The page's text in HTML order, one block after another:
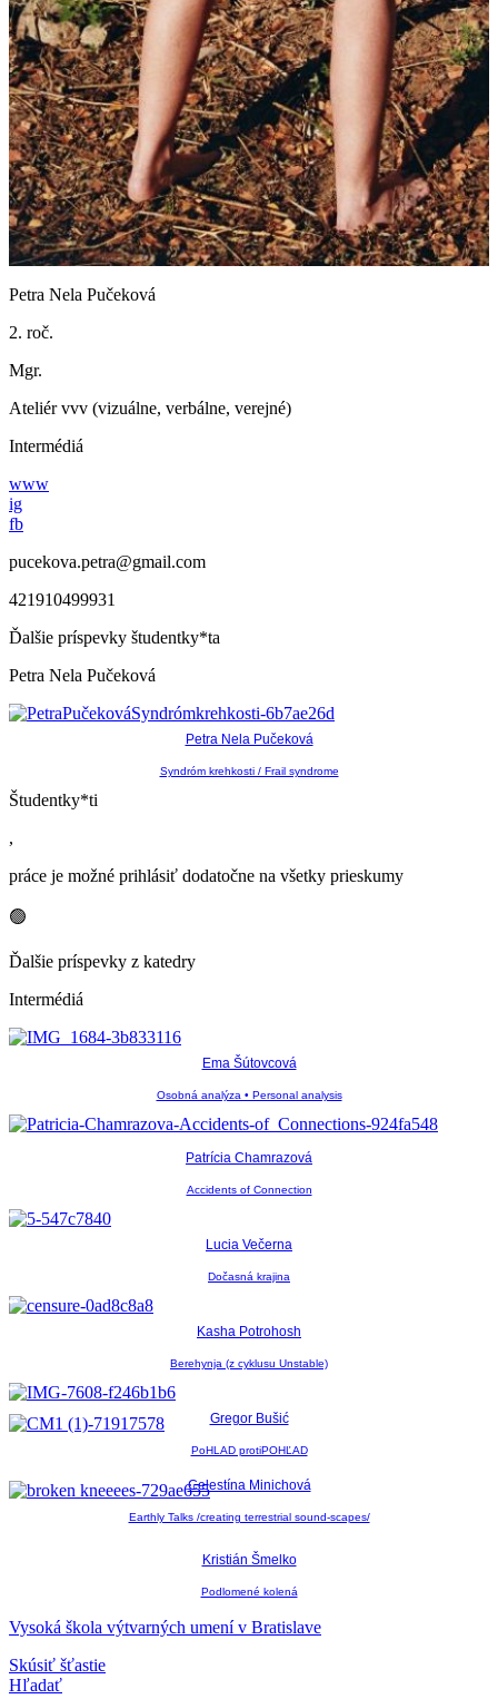
Petra Nela Pučeková
2. roč.
Mgr.
Ateliér vvv (vizuálne, verbálne, verejné)
Intermédiá
www
ig
fb
pucekova.petra@gmail.com
421910499931
Ďalšie príspevky študentky*ta
Petra Nela Pučeková
Petra Nela Pučeková
Syndróm krehkosti / Frail syndrome
Študentky*ti
,
práce je možné prihlásiť dodatočne na všetky prieskumy
🟢
Ďalšie príspevky z katedry
Intermédiá
Ema Šútovcová
Osobná analýza • Personal analysis
Patrícia Chamrazová
Accidents of Connection
Lucia Večerna
Dočasná krajina
Kasha Potrohosh
Berehynja (z cyklusu Unstable)
Gregor Bušić
PoHLAD protiPOHĽAD
Celestína Minichová
Earthly Talks /creating terrestrial sound-scapes/
Kristián Šmelko
Podlomené kolená
Vysoká škola výtvarných umení v Bratislave
Skúsiť šťastie
Hľadať